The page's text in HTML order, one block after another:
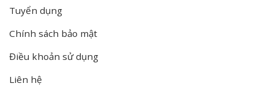
Tuyển dụng
Chính sách bảo mật
Điều khoản sử dụng
Liên hệ